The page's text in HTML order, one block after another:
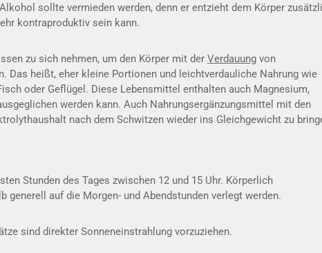
sollte vermieden werden, denn er entzieht dem Körper
kontraproduktiv sein kann.
zu sich nehmen, um den Körper mit der Verdauungvon
Das heißt, eher kleine Portionen und leichtverdauliche Nahrung wie
oder Geflügel. Diese Lebensmittel enthalten auch Magnesium,
werden kann. Auch Nahrungsergänzungsmittel mit den
nach dem Schwitzen wieder ins Gleichgewicht zu
Stunden des Tages zwischen 12 und 15 Uhr. Körperlich
generell auf die Morgen- und Abendstunden verlegt werden.
sind direkter Sonneneinstrahlung vorzuziehen.